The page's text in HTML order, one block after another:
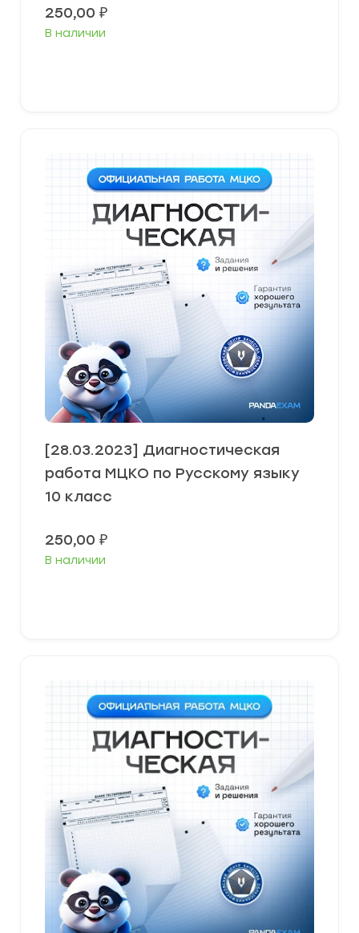
250,00 ₽
В наличии
[28.03.2023] Диагностическая
работа МЦКО по Русскому языку
10 класс
250,00 ₽
В наличии